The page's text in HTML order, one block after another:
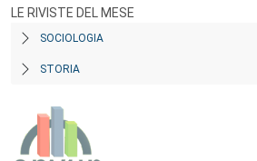
LE RIVISTE DEL MESE
SOCIOLOGIA
STORIA